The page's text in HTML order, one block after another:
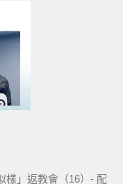
樣」返教會（16）- 配